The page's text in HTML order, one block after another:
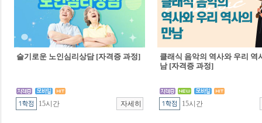
슬기로운 노인심리상담 [자격증 과정]
15시간
클래식 음악의 역사와 우리 역
남 [자격증 과정]
15시간